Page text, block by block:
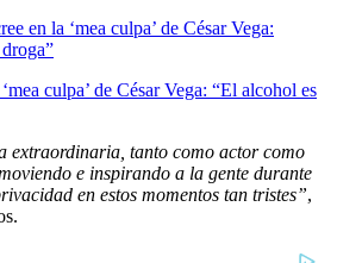
culpa’ de César Vega: “El alcohol es
extraordinaria, tanto como actor como
e inspirando a la gente durante
en estos momentos tan tristes”,